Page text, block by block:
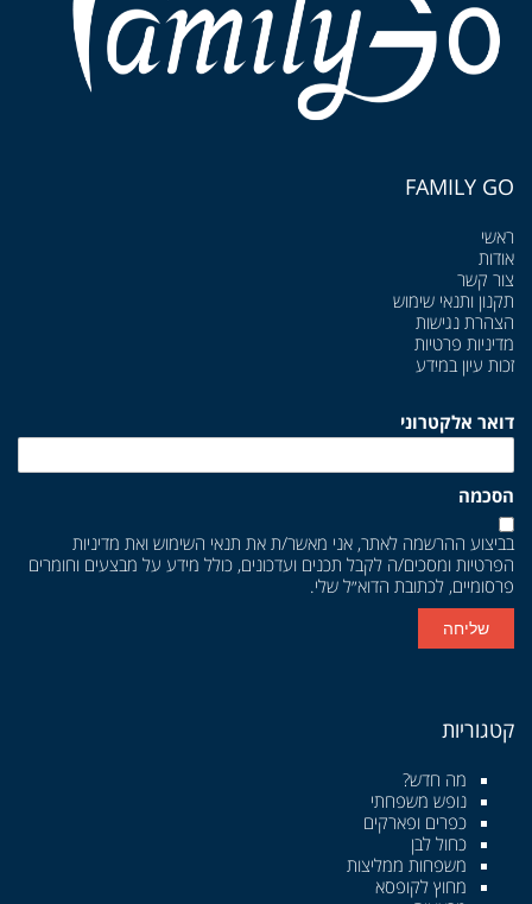
FAMILY GO
ראשי
אודות
צור קשר
תקנון ותנאי שימוש
הצהרת נגישות
מדיניות פרטיות
זכות עיון במידע
דואר אלקטרוני
הסכמה
בביצוע ההרשמה לאתר, אני מאשר/ת את תנאי השימוש ואת מדיניות
הפרטיות ומסכים/ה לקבל תכנים ועדכונים, כולל מידע על מבצעים וחומרים
פרסומיים, לכתובת הדוא״ל שלי.
שליחה
קטגוריות
מה חדש?
נופש משפחתי
כפרים ופארקים
כחול לבן
משפחות ממליצות
מחוץ לקופסא